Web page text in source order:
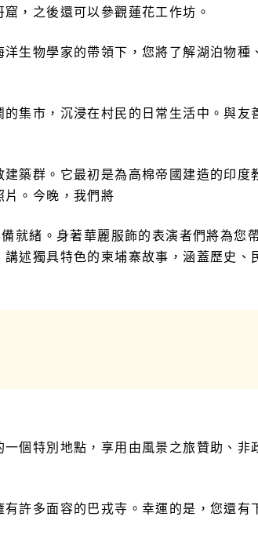
，之後還可以參觀蓮花工作坊。
生物學家的帶領下，您將了解湖泊物
集市，沉浸在村民的日常生活中。與友
築群。它最初是為高棉帝國建造的印
。今晚，我們將
就緒。身著華麗服飾的表演者們將為您
述獨具特色的柬埔寨故事，涵蓋歷史、
個特別地點，享用由風景之旅贊助、非
許多面容的巴戎寺。幸運的是，您還